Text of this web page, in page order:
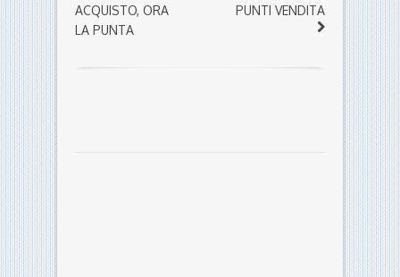
ACQUISTO, ORA
LA PUNTA
PUNTI VENDITA